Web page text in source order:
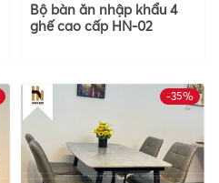
Bộ bàn ăn nhập khẩu 4
ghế cao cấp HN-02
-35%